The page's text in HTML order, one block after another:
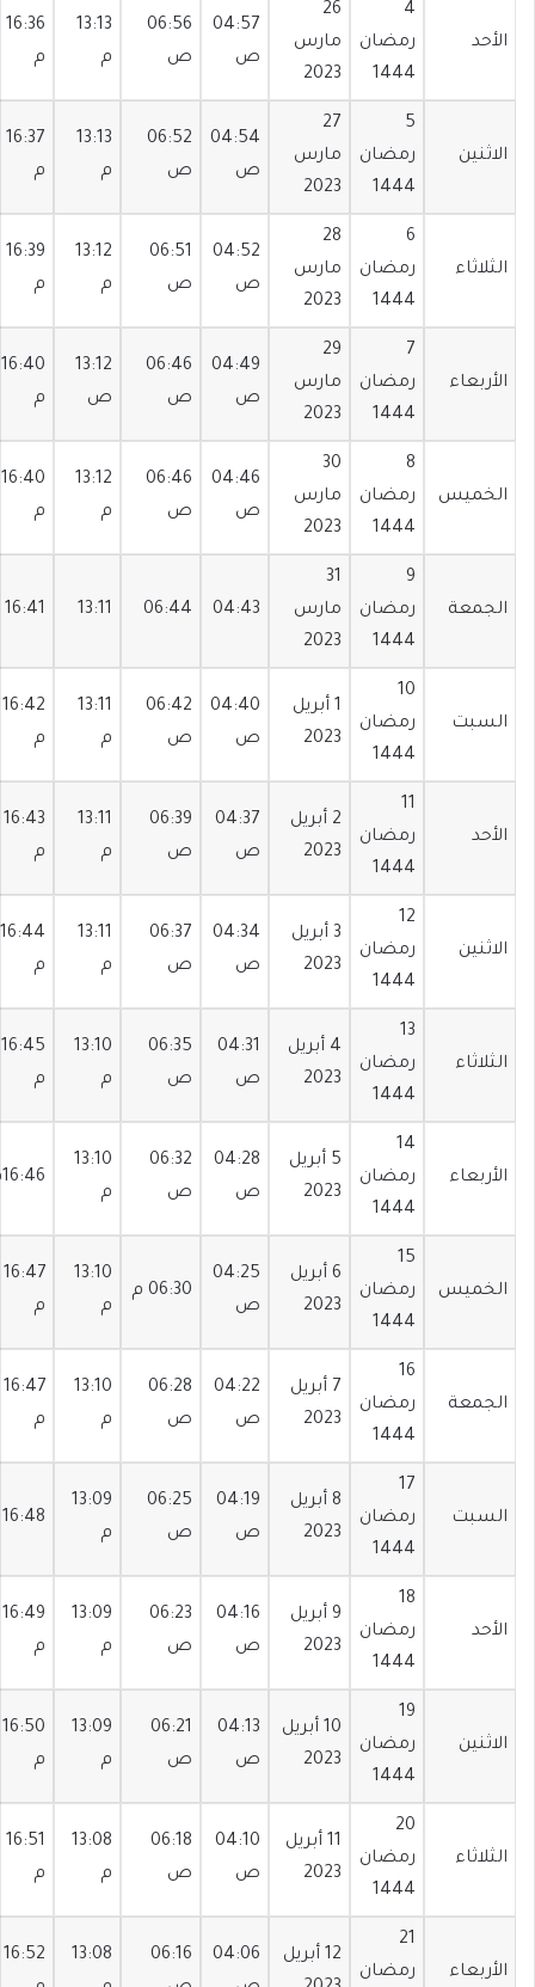
الأحد
4
رمضان
1444
26
مارس
2023
04:57
ص
06:56
ص
13:13
م
16:36
م
الاثنين
5
رمضان
1444
27
مارس
2023
04:54
ص
06:52
ص
13:13
م
16:37
م
الثلاثاء
6
رمضان
1444
28
مارس
2023
04:52
ص
06:51
ص
13:12
م
16:39
م
الأربعاء
7
رمضان
1444
29
مارس
2023
04:49
ص
06:46
ص
13:12
ص
16:40
م
الخميس
8
رمضان
1444
30
مارس
2023
04:46
ص
06:46
ص
13:12
م
16:40
م
الجمعة
9
رمضان
1444
31
مارس
2023
04:43
06:44
13:11
16:41
السبت
رمضان
1444
1 أبريل
2023
04:40
ص
06:42
ص
13:11
م
16:42
م
الأحد
11
رمضان
1444
2 أبريل
2023
04:37
ص
06:39
ص
13:11
م
16:43
م
الاثنين
12
رمضان
1444
3 أبريل
2023
04:34
ص
06:37
ص
13:11
م
16:44
م
الثلاثاء
13
رمضان
1444
4 أبريل
2023
04:31
ص
06:35
ص
13:10
م
16:45
م
الأربعاء
14
رمضان
1444
5 أبريل
2023
04:28
ص
06:32
ص
13:10
م
16:46م
الخميس
15
رمضان
1444
6 أبريل
2023
04:25
ص
06:30 م
13:10
م
16:47
م
الجمعة
16
رمضان
1444
7 أبريل
2023
04:22
ص
06:28
ص
13:10
م
16:47
م
السبت
17
رمضان
1444
8 أبريل
2023
04:19
ص
06:25
ص
13:09
م
16:48
الأحد
18
رمضان
1444
9 أبريل
2023
04:16
ص
06:23
ص
13:09
م
16:49
م
الاثنين
19
رمضان
1444
10 أبريل
2023
04:13
ص
06:21
ص
13:09
م
16:50
م
الثلاثاء
20
رمضان
1444
11 أبريل
2023
04:10
ص
06:18
ص
13:08
م
16:51
م
الأربعاء
21
رمضان
12 أبريل
04:06
06:16
13:08
16:52